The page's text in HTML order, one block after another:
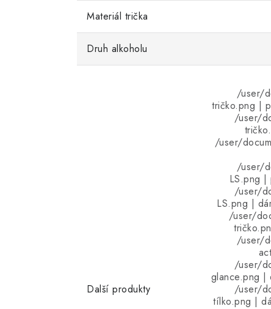
Materiál trička
Druh alkoholu
Další produkty
/user/
tričko.png |
/user/
/user/
/user/
LS.png |
/user/
LS.png |
/user/
/user/
/user/
glance.png |
/user/
tílko.png |